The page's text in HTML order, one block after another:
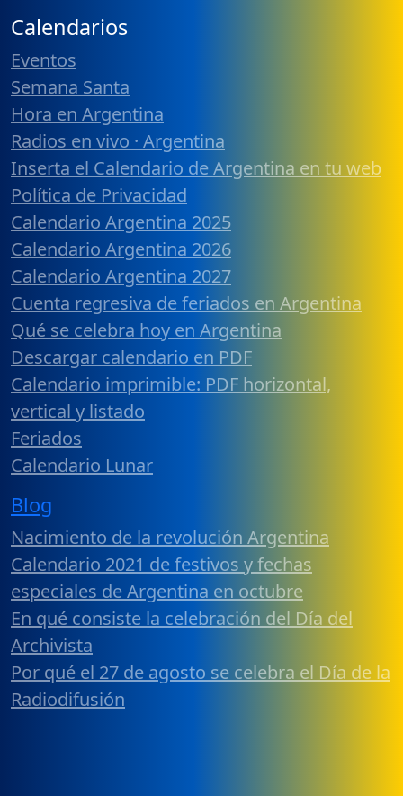
Calendarios
Eventos
Semana Santa
Hora en Argentina
Radios en vivo · Argentina
Inserta el Calendario de Argentina en tu web
Política de Privacidad
Calendario Argentina 2025
Calendario Argentina 2026
Calendario Argentina 2027
Cuenta regresiva de feriados en Argentina
Qué se celebra hoy en Argentina
Descargar calendario en PDF
Calendario imprimible: PDF horizontal,
vertical y listado
Feriados
Calendario Lunar
Blog
Nacimiento de la revolución Argentina
Calendario 2021 de festivos y fechas
especiales de Argentina en octubre
En qué consiste la celebración del Día del
Archivista
Por qué el 27 de agosto se celebra el Día de la
Radiodifusión